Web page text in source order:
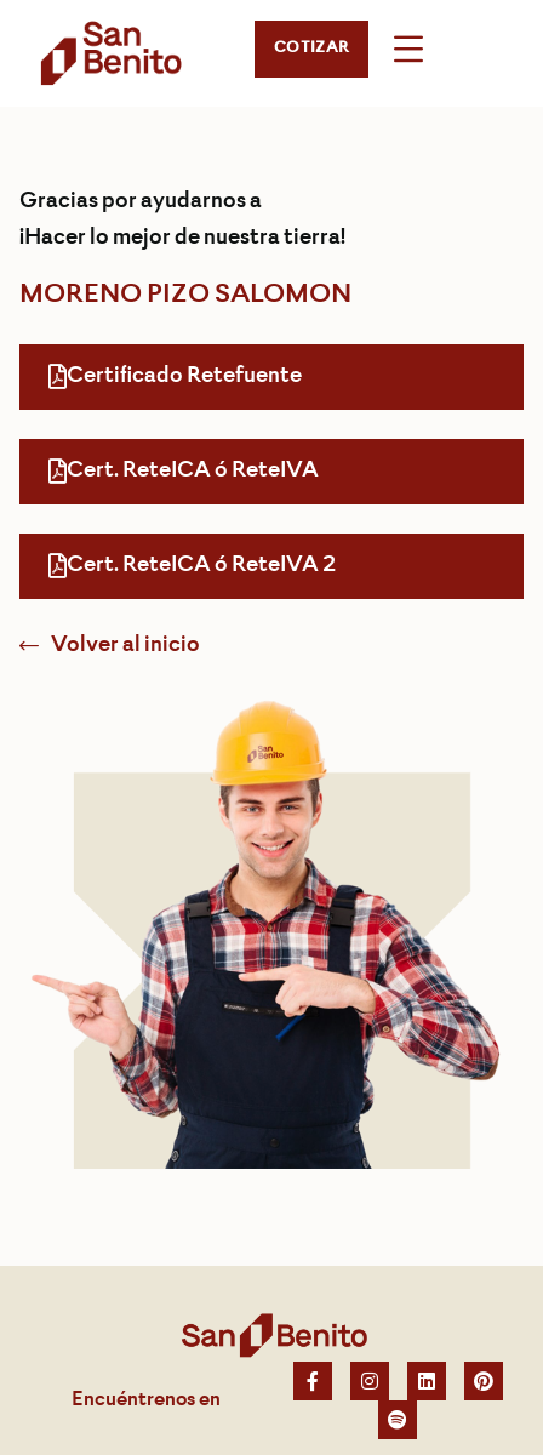
COTIZAR
Gracias por ayudarnos a
¡Hacer lo mejor de nuestra tierra!
MORENO PIZO SALOMON
Certificado Retefuente
Cert. ReteICA ó ReteIVA
Cert. ReteICA ó ReteIVA 2
Volver al inicio
Encuéntrenos en